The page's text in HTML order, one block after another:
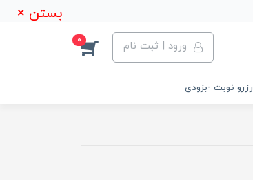
بستن ×
ورود | ثبت نام 0
رزرو نوبت -بزودی